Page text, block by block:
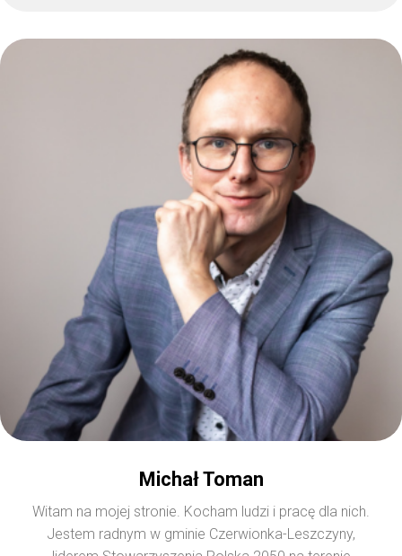
Michał Toman
Witam na mojej stronie. Kocham ludzi i pracę dla nich.
Jestem radnym w gminie Czerwionka-Leszczyny,